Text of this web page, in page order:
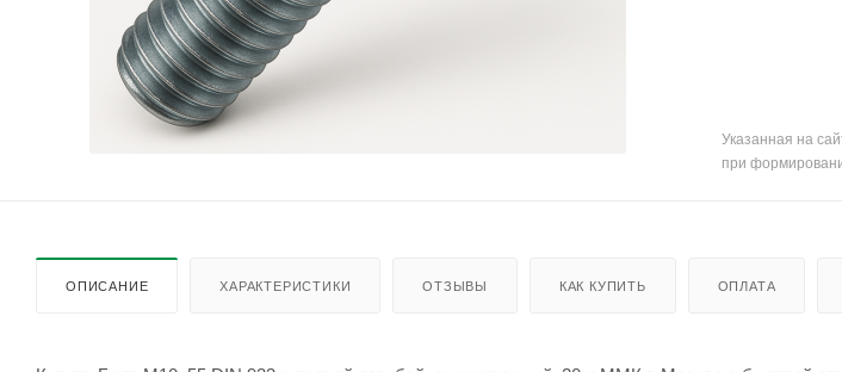
Указанная на
при
ОПИСАНИЕ ХАРАКТЕРИСТИКИ ОТЗЫВЫ КАК КУПИТЬ ОПЛАТА